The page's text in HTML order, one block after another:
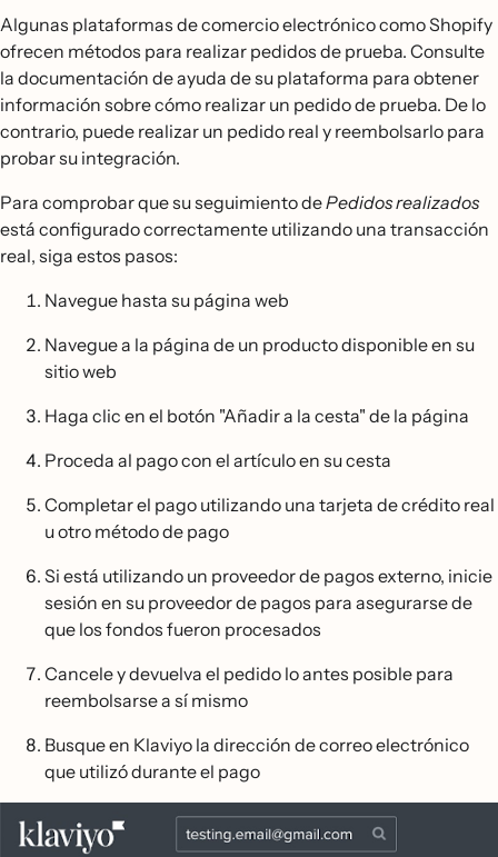
Algunas plataformas de comercio electrónico como Shopify
ofrecen métodos para realizar pedidos de prueba. Consulte
la documentación de ayuda de su plataforma para obtener
información sobre cómo realizar un pedido de prueba. De lo
contrario, puede realizar un pedido real y reembolsarlo para
probar su integración.
Para comprobar que su seguimiento dePedidos realizados
está configurado correctamente utilizando una transacción
real, siga estos pasos:
Navegue hasta su página web
Navegue a la página de un producto disponible en su
sitio web
Haga clic en el botón "Añadir a la cesta" de la página
Proceda al pago con el artículo en su cesta
Completar el pago utilizando una tarjeta de crédito real
u otro método de pago
Si está utilizando un proveedor de pagos externo, inicie
sesión en su proveedor de pagos para asegurarse de
que los fondos fueron procesados
Cancele y devuelva el pedido lo antes posible para
reembolsarse a sí mismo
Busque en Klaviyo la dirección de correo electrónico
que utilizó durante el pago